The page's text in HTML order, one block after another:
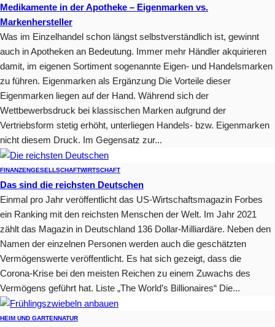
Medikamente in der Apotheke – Eigenmarken vs.
Markenhersteller
Was im Einzelhandel schon längst selbstverständlich ist, gewinnt
auch in Apotheken an Bedeutung. Immer mehr Händler akquirieren
damit, im eigenen Sortiment sogenannte Eigen- und Handelsmarken
zu führen. Eigenmarken als Ergänzung Die Vorteile dieser
Eigenmarken liegen auf der Hand. Während sich der
Wettbewerbsdruck bei klassischen Marken aufgrund der
Vertriebsform stetig erhöht, unterliegen Handels- bzw. Eigenmarken
nicht diesem Druck. Im Gegensatz zur...
FINANZENGESELLSCHAFTWIRTSCHAFT
Das sind die reichsten Deutschen
Einmal pro Jahr veröffentlicht das US-Wirtschaftsmagazin Forbes
ein Ranking mit den reichsten Menschen der Welt. Im Jahr 2021
zählt das Magazin in Deutschland 136 Dollar-Milliardäre. Neben den
Namen der einzelnen Personen werden auch die geschätzten
Vermögenswerte veröffentlicht. Es hat sich gezeigt, dass die
Corona-Krise bei den meisten Reichen zu einem Zuwachs des
Vermögens geführt hat. Liste „The World’s Billionaires“ Die...
HEIM UND GARTENNATUR